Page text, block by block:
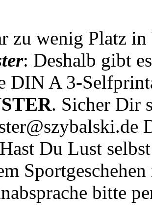
zu wenig Platz in
: Deshalb gibt
DIN A 3-
. Sicher Dir
Du Lust
bitte